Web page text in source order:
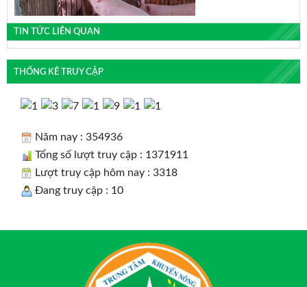
TIN TỨC LIÊN QUAN
THỐNG KÊ TRUY CẬP
Năm nay : 354936
Tổng số lượt truy cập : 1371911
Lượt truy cập hôm nay : 3318
Đang truy cập : 10